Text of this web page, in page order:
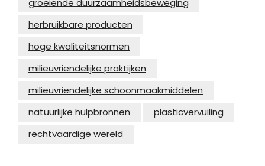
groeiende duurzaamheidsbeweging
herbruikbare producten
hoge kwaliteitsnormen
milieuvriendelijke praktijken
milieuvriendelijke schoonmaakmiddelen
natuurlijke hulpbronnen
plasticvervuiling
rechtvaardige wereld